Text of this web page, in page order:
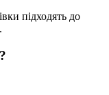
підходять до